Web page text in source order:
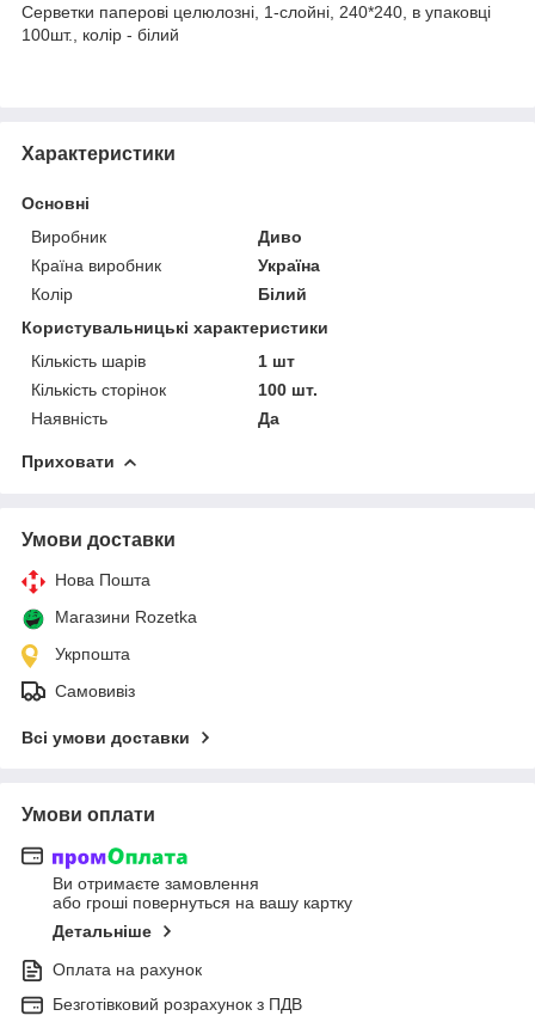
Серветки паперові целюлозні, 1-слойні, 240*240, в упаковці
100шт., колір - білий
Характеристики
Основні
Виробник
Диво
Країна виробник
Україна
Колір
Білий
Користувальницькі характеристики
Кількість шарів
1 шт
Кількість сторінок
100 шт.
Наявність
Да
Приховати
Умови доставки
Нова Пошта
Магазини Rozetka
Укрпошта
Самовивіз
Всі умови доставки
Умови оплати
Ви отримаєте замовлення
або гроші повернуться на вашу картку
Детальніше
Оплата на рахунок
Безготівковий розрахунок з ПДВ